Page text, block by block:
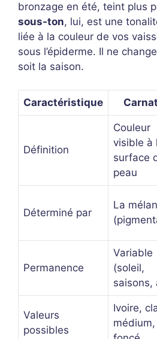
bronzage en été, teint plus
sous-ton, lui, est une
liée à la couleur de vos
sous l’épiderme. Il ne
soit la saison.
Caractéristique
Définition
Couleur
visible à
surface
peau
Déterminé par
La
Permanence
Variable
(soleil,
saisons,
Valeurs
possibles
Ivoire,